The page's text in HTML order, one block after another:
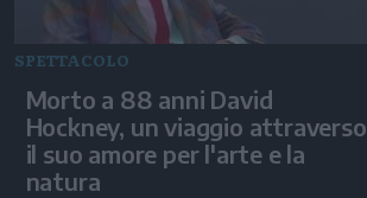
SPETTACOLO
Morto a 88 anni David
Hockney, un viaggio attraverso
il suo amore per l'arte e la
natura